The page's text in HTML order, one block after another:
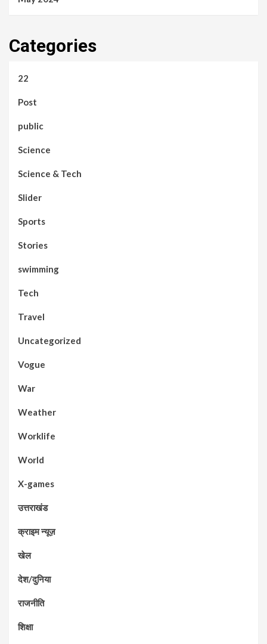
Categories
22
Post
public
Science
Science & Tech
Slider
Sports
Stories
swimming
Tech
Travel
Uncategorized
Vogue
War
Weather
Worklife
World
X-games
उत्तराखंड
क्राइम न्यूज़
खेल
देश/दुनिया
राजनीति
शिक्षा